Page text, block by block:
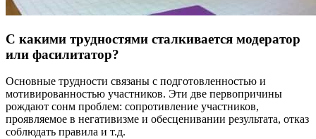
С какими трудностями сталкивается модератор
или фасилитатор?
Основные трудности связаны с подготовленностью и
мотивированностью участников. Эти две первопричины
рождают сонм проблем: сопротивление участников,
проявляемое в негативизме и обесценивании результата, отказ
соблюдать правила и т.д.